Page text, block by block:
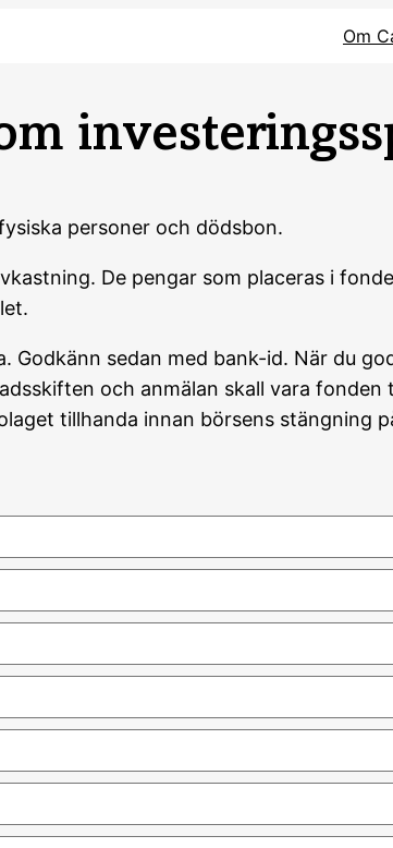
Om
personer och dödsbon.
De pengar som placeras i
Godkänn sedan med bank-id. När du
och anmälan skall vara
tillhanda innan börsens stängning